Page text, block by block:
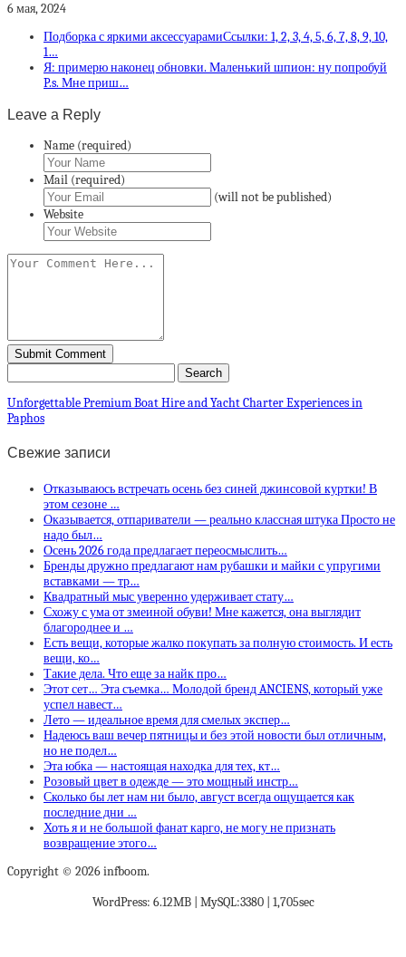
6 мая, 2024
Подборка с яркими аксессуарамиСсылки: 1, 2, 3, 4, 5, 6, 7, 8, 9, 10,
1…
Я: примерю наконец обновки. Маленький шпион: ну попробуй
P.s. Мне приш…
Leave a Reply
Name (required)
Mail (required)
(will not be published)
Website
Unforgettable Premium Boat Hire and Yacht Charter Experiences in
Paphos
Свежие записи
Отказываюсь встречать осень без синей джинсовой куртки! В
этом сезоне …
Оказывается, отпариватели — реально классная штука Просто не
надо был…
Осень 2026 года предлагает переосмыслить…
Бренды дружно предлагают нам рубашки и майки с упругими
вставками — тр…
Квадратный мыс уверенно удерживает стату…
Схожу с ума от змеиной обуви! Мне кажется, она выглядит
благороднее и …
Есть вещи, которые жалко покупать за полную стоимость. И есть
вещи, ко…
Такие дела. Что еще за найк про…
Этот сет… Эта съемка… Молодой бренд ANCIENS, который уже
успел навест…
Лето — идеальное время для смелых экспер…
Надеюсь ваш вечер пятницы и без этой новости был отличным,
но не подел…
Эта юбка — настоящая находка для тех, кт…
Розовый цвет в одежде — это мощный инстр…
Сколько бы лет нам ни было, август всегда ощущается как
последние дни …
Хоть я и не большой фанат карго, не могу не признать
возвращение этого…
Copyright © 2026 infboom.
WordPress: 6.12MB | MySQL:3380 | 1,705sec